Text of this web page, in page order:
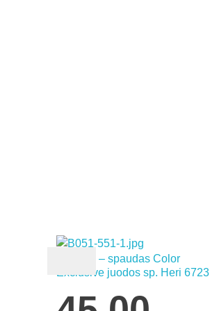
Rašiklis – spaudas Color
Exclusive juodos sp. Heri 6723